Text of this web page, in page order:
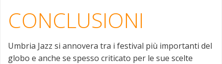
CONCLUSIONI
Umbria Jazz si annovera tra i festival più importanti del
globo e anche se spesso criticato per le sue scelte